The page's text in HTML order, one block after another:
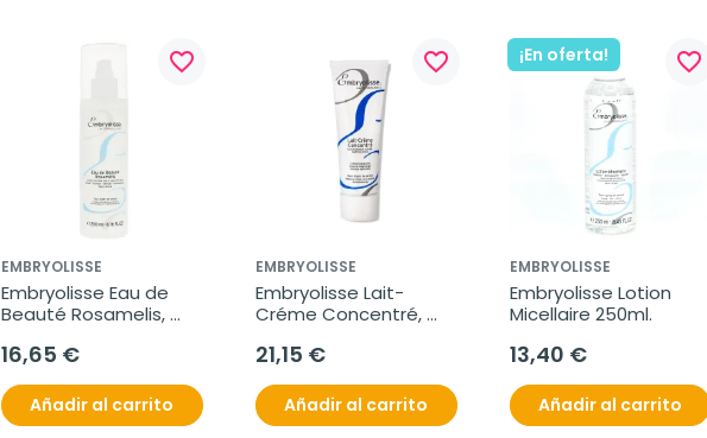
favorite_border
EMBRYOLISSE
Embryolisse Eau de
Beauté Rosamelis,
16,65 €
Añadir al carrito
favorite_border
EMBRYOLISSE
Embryolisse Lait-
Créme Concentré,
21,15 €
Añadir al carrito
¡En oferta! favorite_border
EMBRYOLISSE
Embryolisse Lotion
Micellaire 250ml.
13,40 €
Añadir al carrito